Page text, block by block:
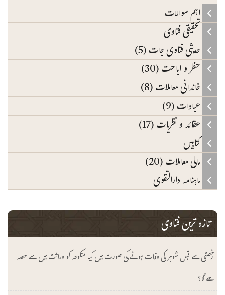
اہم سوالات
تحقیقی فتاوی
حدیثی فتاوی جات (5)
حظر و اباحت (30)
خاندانی معاملات (8)
عبادات (9)
عقائد و نظریات (17)
کتابیں
مالی معاملات (20)
ماہنامہ دارالتقوی
تازہ ترین فتاوی
رخصتی سے قبل شوہر کی وفات ہونے کی صورت میں کیا منکوحہ کو وراثت میں سے حصہ
ملے گا؟